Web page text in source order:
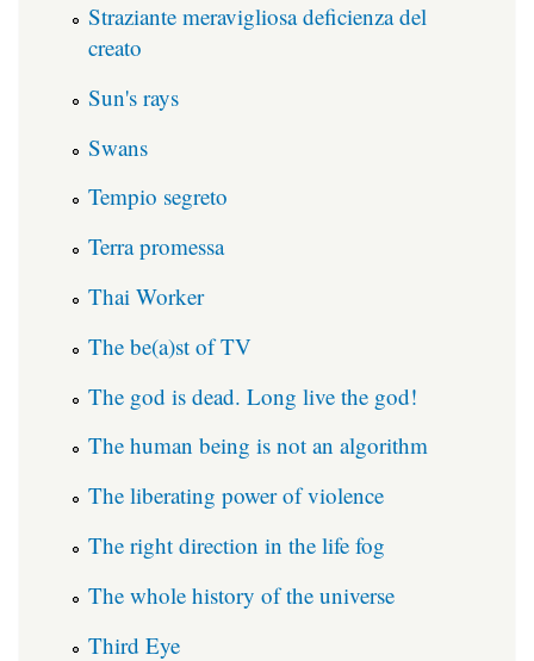
Straziante meravigliosa deficienza del
creato
Sun's rays
Swans
Tempio segreto
Terra promessa
Thai Worker
The be(a)st of TV
The god is dead. Long live the god!
The human being is not an algorithm
The liberating power of violence
The right direction in the life fog
The whole history of the universe
Third Eye